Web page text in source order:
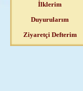
İlklerim
Duyurularım
Ziyaretçi Defterim